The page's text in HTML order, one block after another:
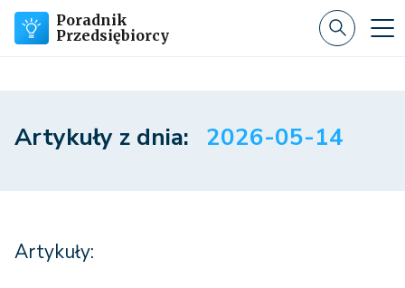
Poradnik
Przedsiębiorcy
Artykuły z dnia: 2026-05-14
Artykuły: